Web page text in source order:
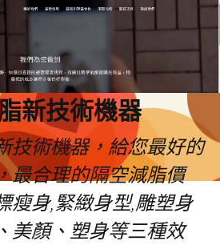
新技術機器
技術機器，給您最好的
最合理的隔空減脂價
瘦身,緊緻身型,雕塑身
美顏、塑身等三種效